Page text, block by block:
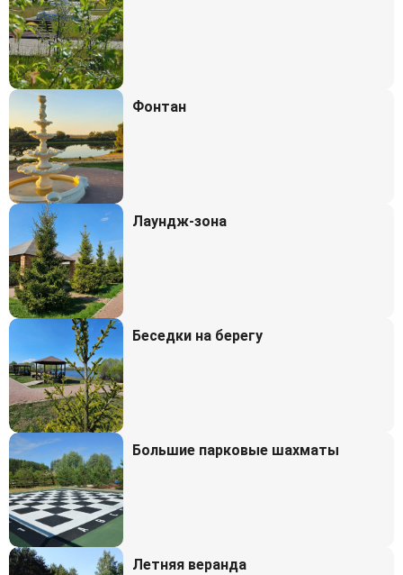
Фонтан
Лаундж-зона
Беседки на берегу
Большие парковые шахматы
Летняя веранда